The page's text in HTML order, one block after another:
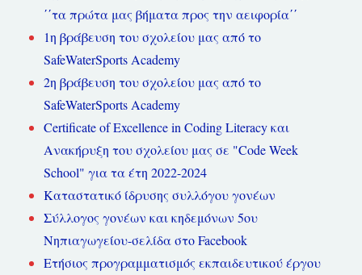
΄΄τα πρώτα μας βήματα προς την αειφορία΄΄
1η βράβευση του σχολείου μας από το
SafeWaterSports Academy
2η βράβευση του σχολείου μας από το
SafeWaterSports Academy
Certificate of Excellence in Coding Literacy και
Ανακήρυξη του σχολείου μας σε "Code Week
School" για τα έτη 2022-2024
Καταστατικό ίδρυσης συλλόγου γονέων
Σύλλογος γονέων και κηδεμόνων 5ου
Νηπιαγωγείου-σελίδα στο Facebook
Ετήσιος προγραμματισμός εκπαιδευτικού έργου